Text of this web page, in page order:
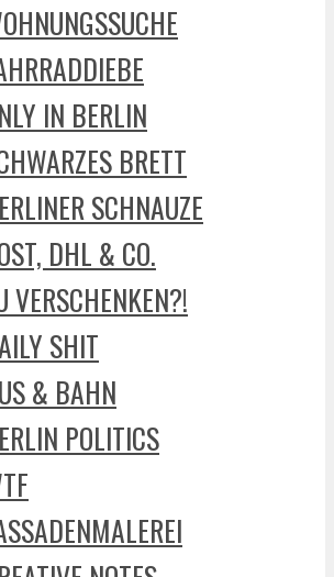
IN BERLIN
BRETT
SCHNAUZE
DHL & CO.
VERSCHENKEN?!
SHIT
& BAHN
POLITICS